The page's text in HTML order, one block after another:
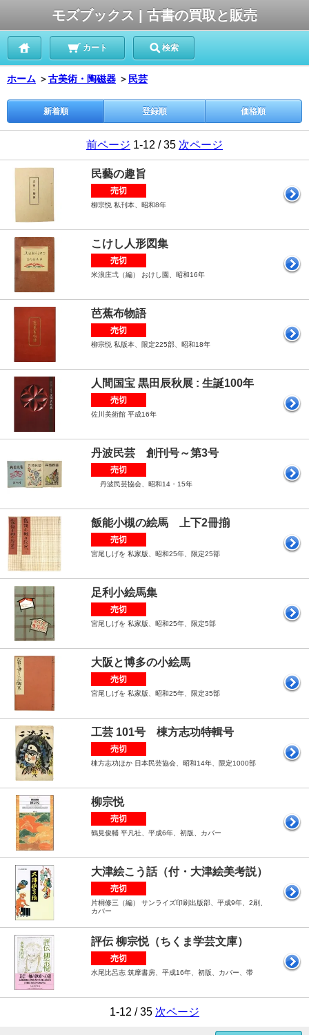
モズブックス | 古書の買取と販売
カート 検索
ホーム ＞古美術・陶磁器 ＞ 民芸
新着順 登録順 価格順
前ページ 1-12 / 35 次ページ
民藝の趣旨
売切
柳宗悦 私刊本、昭和8年
こけし人形図集
売切
米浪庄弌（編） おけし園、昭和16年
芭蕉布物語
売切
柳宗悦 私版本、限定225部、昭和18年
人間国宝 黒田辰秋展 : 生誕100年
売切
佐川美術館 平成16年
丹波民芸 創刊号～第3号
売切
丹波民芸協会、昭和14・15年
飯能小槻の絵馬 上下2冊揃
売切
宮尾しげを 私家版、昭和25年、限定25部
足利小絵馬集
売切
宮尾しげを 私家版、昭和25年、限定5部
大阪と博多の小絵馬
売切
宮尾しげを 私家版、昭和25年、限定35部
工芸 101号 棟方志功特輯号
売切
棟方志功ほか 日本民芸協会、昭和14年、限定1000部
柳宗悦
売切
鶴見俊輔 平凡社、平成6年、初版、カバー
大津絵こう話（付・大津絵美考説）
売切
片桐修三（編） サンライズ印刷出版部、平成9年、2刷、
カバー
評伝 柳宗悦（ちくま学芸文庫）
売切
水尾比呂志 筑摩書房、平成16年、初版、カバー、帯
1-12 / 35 次ページ